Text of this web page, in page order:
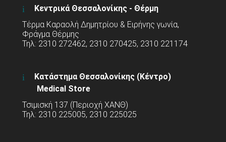
Κεντρικά Θεσσαλονίκης - Θέρμη
Τέρμα Καραολή Δημητρίου & Ειρήνης γωνία,
Φράγμα Θέρμης
Τηλ: 2310 272462, 2310 270425, 2310 221174
Κατάστημα Θεσσαλονίκης (Κέντρο)
Medical Store
Τσιμισκή 137 (Περιοχή ΧΑΝΘ)
Τηλ: 2310 225005, 2310 225025